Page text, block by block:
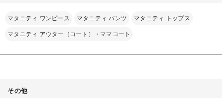
マタニティ ワンピース マタニティ パンツ マタニティ トップス
マタニティ アウター（コート）・ママコート
その他